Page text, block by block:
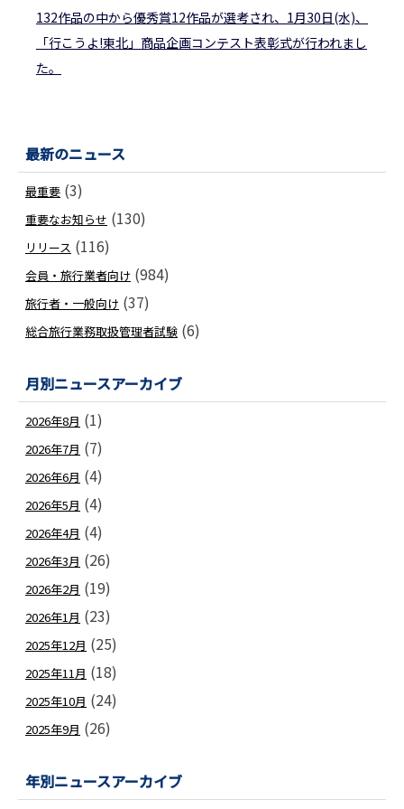
132作品の中から優秀賞12作品が選考され、1月30日(水)、
「行こうよ!東北」商品企画コンテスト表彰式が行われまし
た。
最新のニュース
最重要 (3)
重要なお知らせ (130)
リリース (116)
会員・旅行業者向け (984)
旅行者・一般向け (37)
総合旅行業務取扱管理者試験 (6)
月別ニュースアーカイブ
2026年8月 (1)
2026年7月 (7)
2026年6月 (4)
2026年5月 (4)
2026年4月 (4)
2026年3月 (26)
2026年2月 (19)
2026年1月 (23)
2025年12月 (25)
2025年11月 (18)
2025年10月 (24)
2025年9月 (26)
年別ニュースアーカイブ